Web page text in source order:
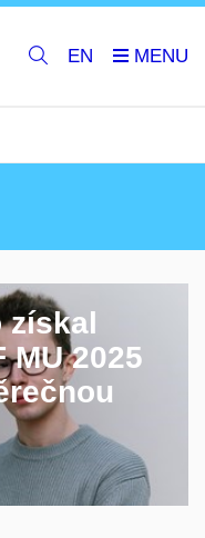
EN
získal
MU 2025